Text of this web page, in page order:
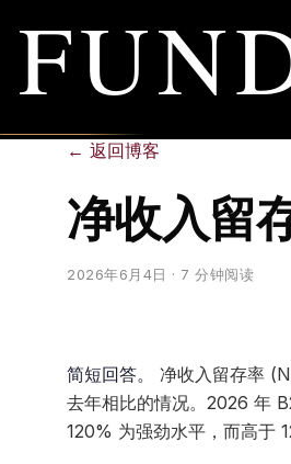
← 返回博客
净收入留
2026年6月4日 · 7 分钟阅读
简短回答。
净收入留存率
去年相比的情况。2026 年
120% 为强劲水平，而高于